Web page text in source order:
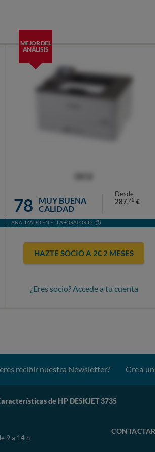
MEJOR DEL
ANÁLISIS
78
MUY BUENA
CALIDAD
Desde
287,75 €
ANALIZADO EN EL LABORATORIO
HAZTE SOCIO A 2€ 2 MESES
¿Eres socio? Accede a tu cuenta
recibir nuestra Newsletter? Crea
de HP DESKJET 3735
9 a 14 h
CONTACTAR